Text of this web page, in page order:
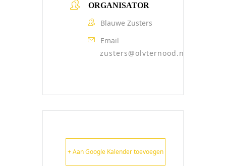
ORGANISATOR
Blauwe Zusters
Email
zusters@olvternood.nl
+ Aan Google Kalender toevoegen